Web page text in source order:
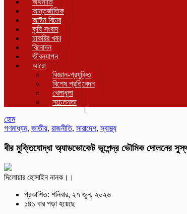
অর্থনীতি
আন্তর্জাতিক
আইন বিচার
কৃষি সংবাদ
চাকরির খবর
বিনোদন
জীবনযাপন
আরো
বিজ্ঞান-প্রযুক্তি
বিশেষ প্রতিবেদন
খেলাধুলা
সচেতনতা
হোম
গণমাধ্যম, জাতীয়, রাজনীতি, সারাদেশ,স্বাস্থ্য
বীর মুক্তিযোদ্ধা অ্যাডভোকেট ভূপেন্দ্র ভৌমিক দোলনের
দিলোয়ার হোসাইন নানক।।
প্রকাশিত: শনিবার, ২৭ জুন, ২০২৬
১৪১ বার পড়া হয়েছে